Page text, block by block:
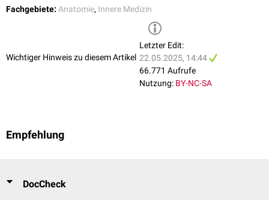
Aufbau des Magens
Fachgebiete: Anatomie, Innere Medizin
Wichtiger Hinweis zu diesem Artikel
Letzter Edit:
22.05.2025, 14:44
66.771 Aufrufe
Nutzung: BY-NC-SA
Empfehlung
DocCheck